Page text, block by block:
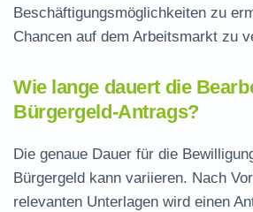
Beschäftigungsmöglichkeiten zu
Chancen auf dem Arbeitsmarkt zu
Wie lange dauert die
Bürgergeld-Antrags?
Die genaue Dauer für die
Bürgergeld kann variieren. Nach
relevanten Unterlagen wird einen